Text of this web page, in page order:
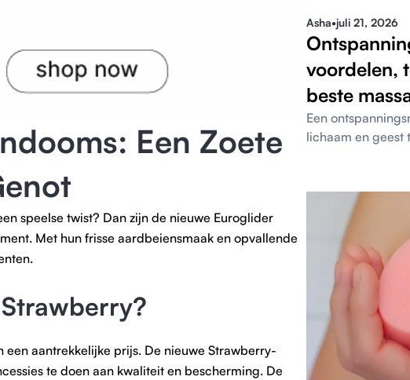
Een Zoete
speelse twist? Dan zijn de nieuwe Euroglider
Met hun frisse aardbeiensmaak en opvallende
aantrekkelijke prijs. De nieuwe Strawberry-
te doen aan kwaliteit en bescherming. De
Asha•juli 21, 2026
voordelen,
beste
Een
lichaam en geest